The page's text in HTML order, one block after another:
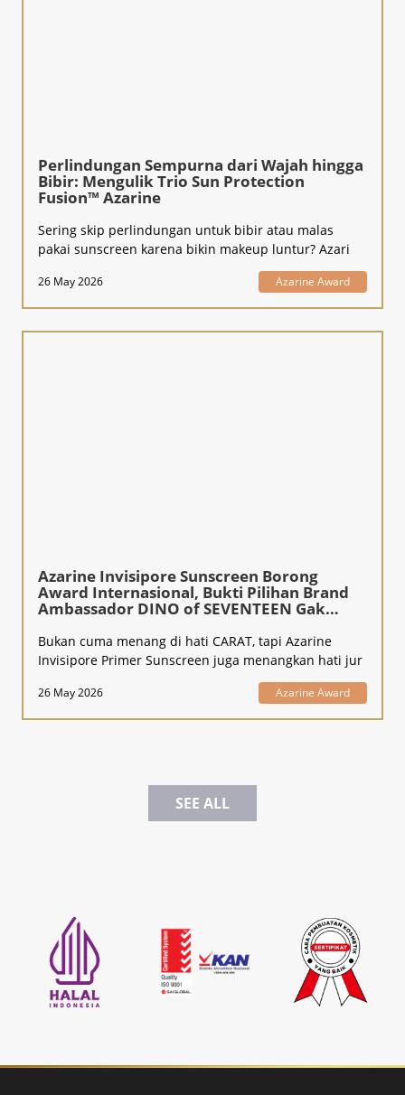
Perlindungan Sempurna dari Wajah hingga
Bibir: Mengulik Trio Sun Protection
Fusion™ Azarine
Sering skip perlindungan untuk bibir atau malas
pakai sunscreen karena bikin makeup luntur? Azari
26 May 2026 Azarine Award
Azarine Invisipore Sunscreen Borong
Award Internasional, Bukti Pilihan Brand
Ambassador DINO of SEVENTEEN Gak
Bukan cuma menang di hati CARAT, tapi Azarine
Invisipore Primer Sunscreen juga menangkan hati jur
26 May 2026 Azarine Award
SEE ALL